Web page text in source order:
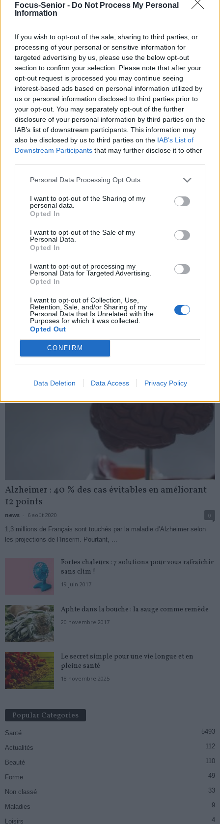
Focus-Senior - Do Not Process My Personal
Information
If you wish to opt-out of the sale, sharing to third parties, or
processing of your personal or sensitive information for
targeted advertising by us, please use the below opt-out
section to confirm your selection. Please note that after your
opt-out request is processed you may continue seeing
interest-based ads based on personal information utilized by
us or personal information disclosed to third parties prior to
your opt-out. You may separately opt-out of the further
disclosure of your personal information by third parties on the
IAB’s list of downstream participants. This information may
also be disclosed by us to third parties on the IAB’s List of
Downstream Participants that may further disclose it to other
Personal Data Processing Opt Outs
I want to opt-out of the Sharing of my
personal data.
Opted In
I want to opt-out of the Sale of my
Personal Data.
Opted In
I want to opt-out of processing my
Personal Data for Targeted Advertising.
Opted In
I want to opt-out of Collection, Use,
Retention, Sale, and/or Sharing of my
Personal Data that Is Unrelated with the
Purposes for which it was collected.
Opted Out
CONFIRM
Data Deletion Data Access Privacy Policy
Santé
clé pour préserver votre
cerveau ou le mettre en
danger
Santé
Ménopause et
problèmes urinaires : le
secret inattendu des
sous-vêtements à
découvrir
Santé
Ménopause précoce : le
risque accru
d’hypertension à ne pas
ignorer
Popular Posts
Vaccin français : le Royaume-Uni autorise le Valneva
Silvio Garattini dévoile sa clé pour une vie longue et saine à 97
17 décembre 2025
3 janvier 2023
5 octobre 2022
My Favorites
Alzheimer : 40 % des cas évitables en améliorant
12 points
news - 6 août 2020
0
1,3 millions de Français sont touchés par la maladie d’Alzheimer selon
les projections de l’Inserm. Pourtant, ...
Fortes chaleurs : 7 solutions pour vous rafraîchir
sans clim !
19 juin 2017
Aphte dans la bouche : la sauge comme remède
20 novembre 2017
Le secret simple pour une vie longue et en
pleine santé
18 novembre 2025
Popular Categories
Santé 5493
Actualités 112
Beauté 110
Forme 49
Non classé 33
Maladies 9
Loisirs 4